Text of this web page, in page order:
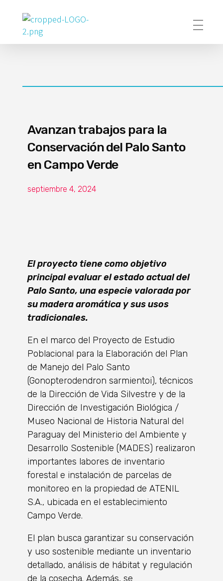
Poder Agropecuario
Avanzan trabajos para la
Conservación del Palo Santo
en Campo Verde
septiembre 4, 2024
El proyecto tiene como objetivo
principal evaluar el estado actual del
Palo Santo, una especie valorada por
su madera aromática y sus usos
tradicionales.
En el marco del Proyecto de Estudio
Poblacional para la Elaboración del Plan
de Manejo del Palo Santo
(Gonopterodendron sarmientoi), técnicos
de la Dirección de Vida Silvestre y de la
Dirección de Investigación Biológica /
Museo Nacional de Historia Natural del
Paraguay del Ministerio del Ambiente y
Desarrollo Sostenible (MADES) realizaron
importantes labores de inventario
forestal e instalación de parcelas de
monitoreo en la propiedad de ATENIL
S.A., ubicada en el establecimiento
Campo Verde.
El plan busca garantizar su conservación
y uso sostenible mediante un inventario
detallado, análisis de hábitat y regulación
de la cosecha. Además, se